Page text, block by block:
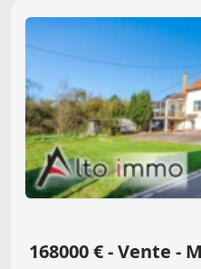
168000 € - Vente -